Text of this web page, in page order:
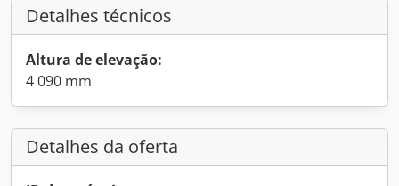
Detalhes técnicos
Altura de elevação:
4 090 mm
Detalhes da oferta